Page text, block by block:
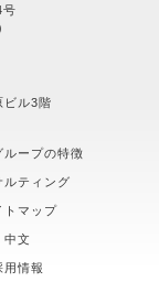
号
ル3階
ループの特徴
ルティング
トマップ
中文
用情報